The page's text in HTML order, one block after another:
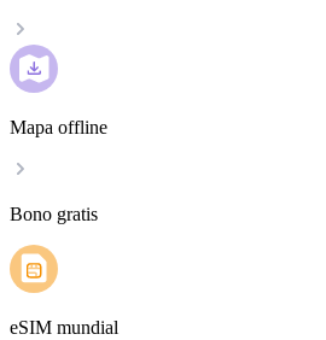
Mapa offline
Bono gratis
eSIM mundial